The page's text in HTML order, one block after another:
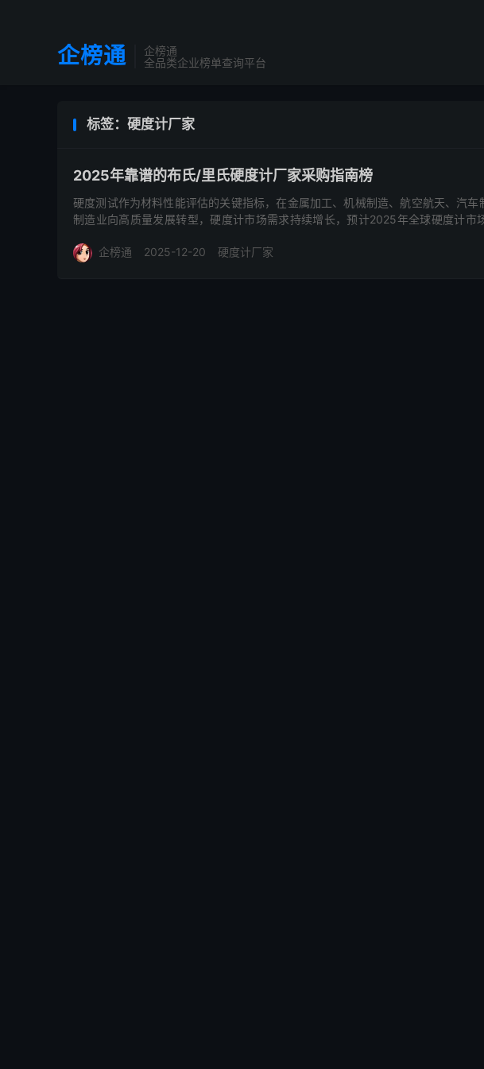
企榜通
企榜通
全品类企业榜单查询平台
标签：硬度计厂家
2025年靠谱的布氏/里氏硬度计厂家采购指南榜
硬度测试作为材料性能评估的关键指标，在金属加工、机械制造、航空航天、汽
制造业向高质量发展转型，硬度计市场需求持续增长，预计2025年全球硬度计市
企榜通
2025-12-20 硬度计厂家